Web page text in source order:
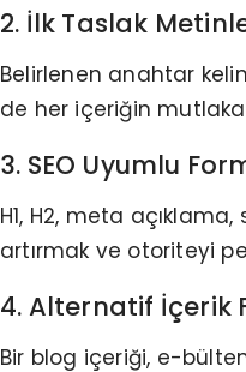
2. İlk Taslak
Belirlenen anahtar
de her içeriğin
3. SEO Uyumlu
H1, H2, meta
artırmak ve otoriteyi
4. Alternatif İçerik
Bir blog içeriği, e-